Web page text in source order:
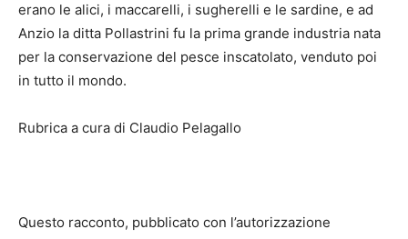
erano le alici, i maccarelli, i sugherelli e le sardine, e ad
Anzio la ditta Pollastrini fu la prima grande industria nata
per la conservazione del pesce inscatolato, venduto poi
in tutto il mondo.
Rubrica a cura di Claudio Pelagallo
Questo racconto, pubblicato con l’autorizzazione